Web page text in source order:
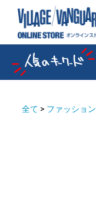
全て > ファッション